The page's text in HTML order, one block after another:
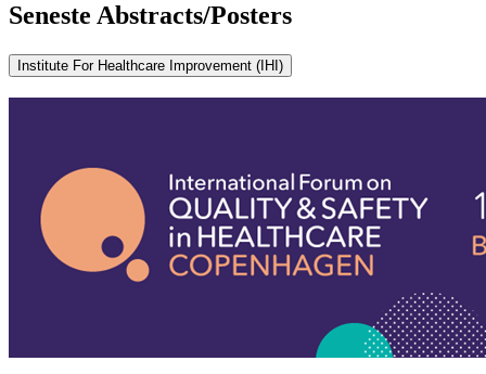
Seneste Abstracts/Posters
Institute For Healthcare Improvement (IHI)